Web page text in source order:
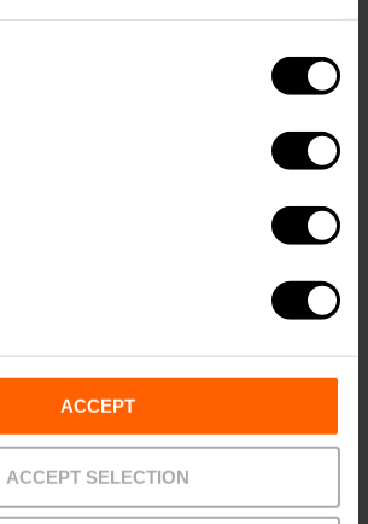
ACCEPT
ACCEPT SELECTION
di record di dati nel processo di
una fattura, è sufficiente
di fatturazione.
una fattura una volta effettuato
compilato il modulo di richiesta di
una e-mail a
con i dettagli della sua
che vuole che compaiano in essa e il